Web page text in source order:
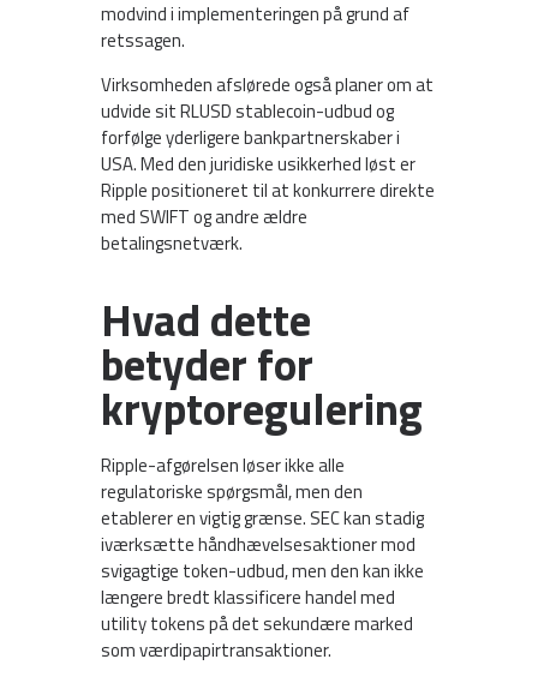
modvind i implementeringen på grund af
retssagen.
Virksomheden afslørede også planer om at
udvide sit RLUSD stablecoin-udbud og
forfølge yderligere bankpartnerskaber i
USA. Med den juridiske usikkerhed løst er
Ripple positioneret til at konkurrere direkte
med SWIFT og andre ældre
betalingsnetværk.
Hvad dette
betyder for
kryptoregulering
Ripple-afgørelsen løser ikke alle
regulatoriske spørgsmål, men den
etablerer en vigtig grænse. SEC kan stadig
iværksætte håndhævelsesaktioner mod
svigagtige token-udbud, men den kan ikke
længere bredt klassificere handel med
utility tokens på det sekundære marked
som værdipapirtransaktioner.